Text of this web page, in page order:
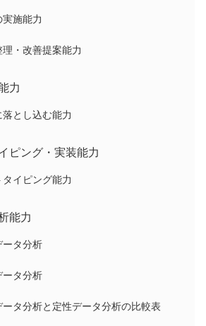
施能力
・改善提案能力
力
とし込む能力
ピング・実装能力
イピング能力
能力
タ分析
タ分析
タ分析と定性データ分析の比較表